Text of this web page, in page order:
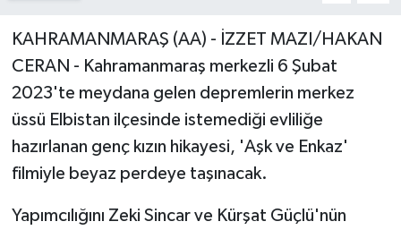
KAHRAMANMARAŞ (AA) - İZZET MAZI/HAKAN
CERAN - Kahramanmaraş merkezli 6 Şubat
2023'te meydana gelen depremlerin merkez
üssü Elbistan ilçesinde istemediği evliliğe
hazırlanan genç kızın hikayesi, 'Aşk ve Enkaz'
filmiyle beyaz perdeye taşınacak.
Yapımcılığını Zeki Sincar ve Kürşat Güçlü'nün